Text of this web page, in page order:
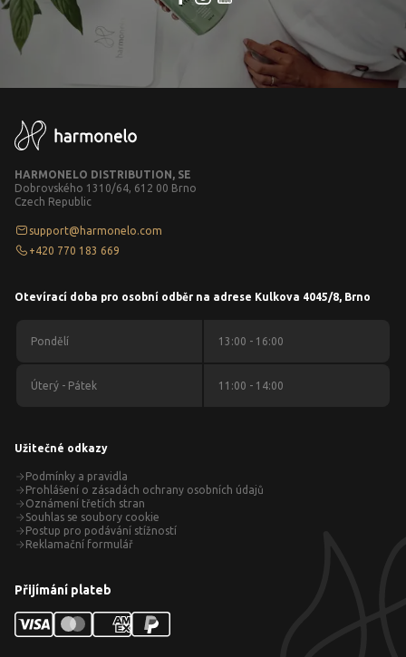
HARMONELO DISTRIBUTION, SE
Dobrovského 1310/64, 612 00 Brno
Czech Republic
support@harmonelo.com
+420 770 183 669
Otevírací doba pro osobní odběr na adrese Kulkova 4045/8, Brno
Pondělí 13:00 - 16:00
Úterý - Pátek 11:00 - 14:00
Užitečné odkazy
Podmínky a pravidla
Prohlášení o zásadách ochrany osobních údajů
Oznámení třetích stran
Souhlas se soubory cookie
Postup pro podávání stížností
Reklamační formulář
Přijímání plateb